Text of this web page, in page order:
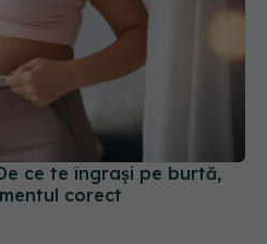
ce te îngrași pe burtă,
corect